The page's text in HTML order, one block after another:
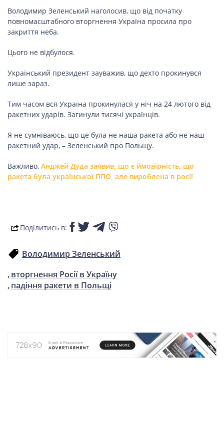
ПОДОРОЖІ
Подорожі
Україною
COVID-19
СПОРТ
Володимир Зеленський наголосив, що від початку
повномасштабного вторгнення Україна просила про
закриття неба.
Цього не відбулося.
Український президент зауважив, що дехто прокинувся
лише зараз.
Тим часом вся Україна прокинулася у ніч на 24 лютого від
ракетних ударів. Загинули тисячі українців.
Я не сумніваюсь, що це була не наша ракета або не наш
ракетний удар, – Зеленський про Польщу.
Важливо, Анджей Дуда заявив, що є ймовірність, що
ракета була української ППО, але вироблена в росії
Поділитись в:
Володимир Зеленський
вторгнення Росії в Україну
падіння ракети в Польщі